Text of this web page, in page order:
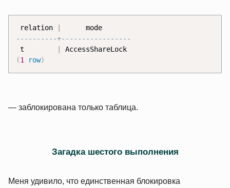
relation
t
(1 row)
— заблокирована только таблица.
Загадка шестого выполнения
Меня удивило, что единственная блокировка